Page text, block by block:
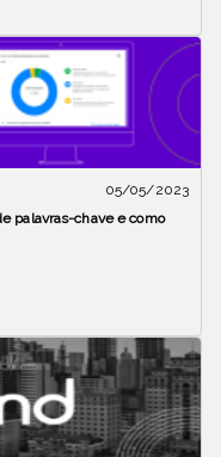
05/05/2023
palavras-chave e como